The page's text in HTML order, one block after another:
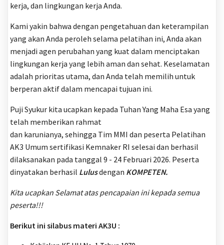
kerja, dan lingkungan kerja Anda.
Kami yakin bahwa dengan pengetahuan dan keterampilan
yang akan Anda peroleh selama pelatihan ini, Anda akan
menjadi agen perubahan yang kuat dalam menciptakan
lingkungan kerja yang lebih aman dan sehat. Keselamatan
adalah prioritas utama, dan Anda telah memilih untuk
berperan aktif dalam mencapai tujuan ini.
Puji Syukur kita ucapkan kepada Tuhan Yang Maha Esa yang
telah memberikan rahmat
dan karunianya, sehingga Tim MMI dan peserta Pelatihan
AK3 Umum sertifikasi Kemnaker RI selesai dan berhasil
dilaksanakan pada tanggal 9 - 24 Februari 2026. Peserta
dinyatakan berhasil Lulusdengan KOMPETEN.
Kita ucapkan Selamat atas pencapaian ini kepada semua
peserta!!!
Berikut ini silabus materi AK3U :